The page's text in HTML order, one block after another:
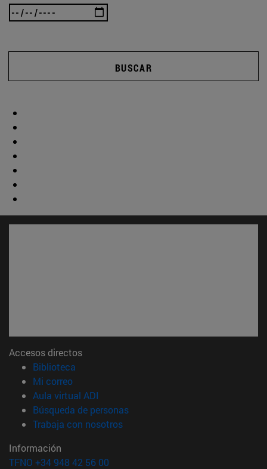
BUSCAR
Accesos directos
Biblioteca
Mi correo(abre en nueva ventana)
Aula virtual ADI
Búsqueda de personas(abre en nueva ventana)
Trabaja con nosotros(abre en nueva ventana)
Información
TFNO +34 948 42 56 00